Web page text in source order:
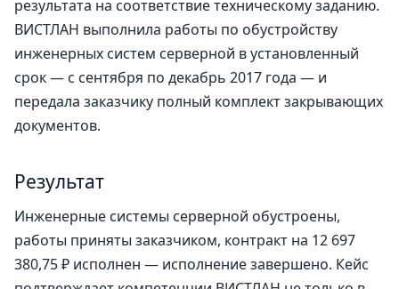
результата на соответствие техническому заданию.
ВИСТЛАН выполнила работы по обустройству
инженерных систем серверной в установленный
срок — с сентября по декабрь 2017 года — и
передала заказчику полный комплект закрывающих
документов.
Результат
Инженерные системы серверной обустроены,
работы приняты заказчиком, контракт на 12 697
380,75 ₽ исполнен — исполнение завершено. Кейс